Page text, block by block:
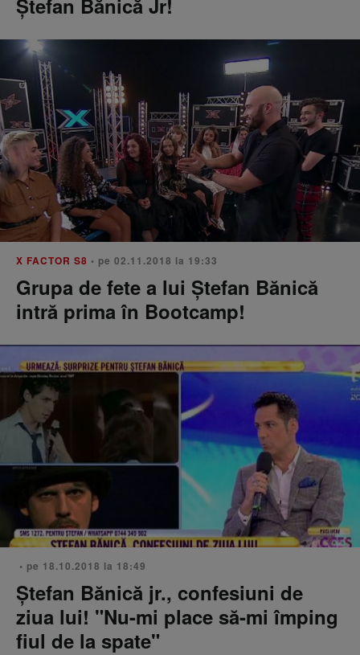
Ştefan Bănică Jr!
X FACTOR S8 • pe 02.11.2018 la 19:33
Grupa de fete a lui Ștefan Bănică
intră prima în Bootcamp!
• pe 18.10.2018 la 18:49
Ştefan Bănică jr., confesiuni de
ziua lui! "Nu-mi place să-mi împing
fiul de la spate"